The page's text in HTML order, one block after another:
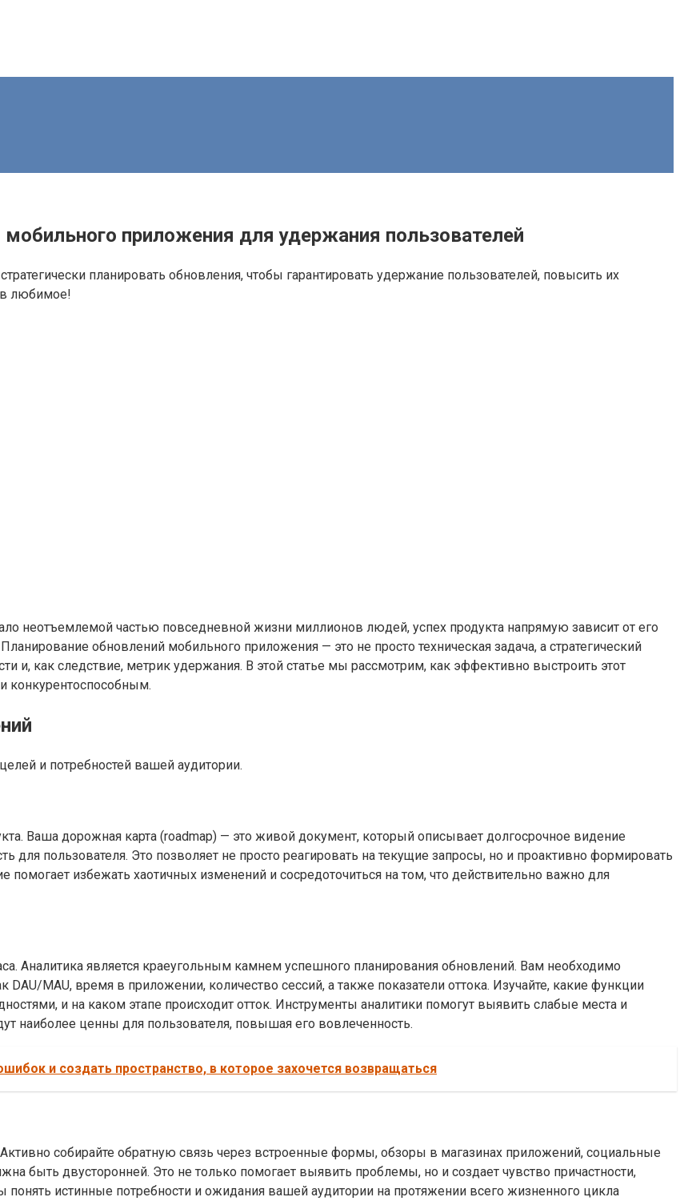
приложения для удержания пользователей
планировать обновления, чтобы гарантировать удержание пользователей, повысить их
в любимое!
неотъемлемой частью повседневной жизни миллионов людей, успех продукта напрямую зависит от его
обновлений мобильного приложения — это не просто техническая задача, а стратегический
и, как следствие, метрик удержания. В этой статье мы рассмотрим, как эффективно выстроить этот
конкурентоспособным.
и потребностей вашей аудитории.
Ваша дорожная карта (roadmap) — это живой документ, который описывает долгосрочное видение
пользователя. Это позволяет не просто реагировать на текущие запросы, но и проактивно формировать
избежать хаотичных изменений и сосредоточиться на том, что действительно важно для
Аналитика является краеугольным камнем успешного планирования обновлений. Вам необходимо
MAU, время в приложении, количество сессий, а также показатели оттока. Изучайте, какие функции
и на каком этапе происходит отток. Инструменты аналитики помогут выявить слабые места и
наиболее ценны для пользователя, повышая его вовлеченность.
и создать пространство, в которое захочется возвращаться
собирайте обратную связь через встроенные формы, обзоры в магазинах приложений, социальные
быть двусторонней. Это не только помогает выявить проблемы, но и создает чувство причастности,
понять истинные потребности и ожидания вашей аудитории на протяжении всего жизненного цикла